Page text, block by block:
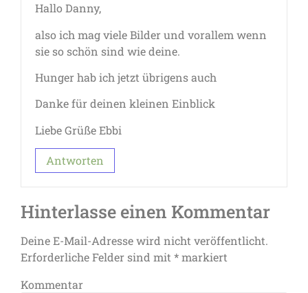
Hallo Danny,
also ich mag viele Bilder und vorallem wenn
sie so schön sind wie deine.
Hunger hab ich jetzt übrigens auch
Danke für deinen kleinen Einblick
Liebe Grüße Ebbi
Antworten
Hinterlasse einen Kommentar
Deine E-Mail-Adresse wird nicht veröffentlicht.
Erforderliche Felder sind mit *markiert
Kommentar